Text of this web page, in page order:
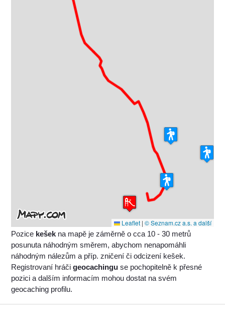
Leaflet | © Seznam.cz a.s. a další
Pozice kešek na mapě je záměrně o cca 10 - 30 metrů
posunuta náhodným směrem, abychom nenapomáhli
náhodným nálezům a příp. zničení či odcizení kešek.
Registrovaní hráčigeocachingu se pochopitelně k přesné
pozici a dalším informacím mohou dostat na svém
geocaching profilu.